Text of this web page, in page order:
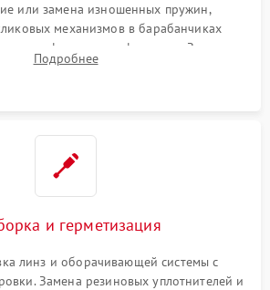
или замена изношенных пружин,
механизмов в барабанчиках
люфтов в трансфокаторе. Замена
разбитой сетки или восстановление
Подробнее
и герметизация
линз и оборачивающей системы с
Замена резиновых уплотнителей и